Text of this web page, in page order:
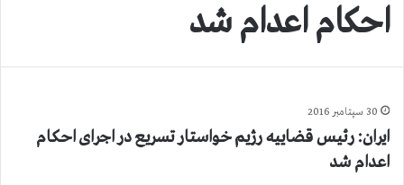
احكام اعدام شد
30 سپتامبر 2016
ایران: رئیس قضاییه رژیم خواستار تسریع در اجرای احكام
اعدام شد